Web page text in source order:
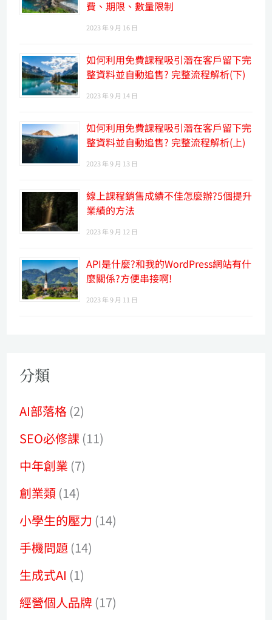
費、期限、數量限制
2023 年 9 月 16 日
如何利用免費課程吸引潛在客戶留下完
整資料並自動追售? 完整流程解析(下)
2023 年 9 月 14 日
如何利用免費課程吸引潛在客戶留下完
整資料並自動追售? 完整流程解析(上)
2023 年 9 月 13 日
線上課程銷售成績不佳怎麼辦?5個提升
業績的方法
2023 年 9 月 12 日
API是什麼?和我的WordPress網站有什
麼關係?方便串接啊!
2023 年 9 月 11 日
分類
AI部落格 (2)
SEO必修課 (11)
中年創業 (7)
創業類 (14)
小學生的壓力 (14)
手機問題 (14)
生成式AI (1)
經營個人品牌 (17)